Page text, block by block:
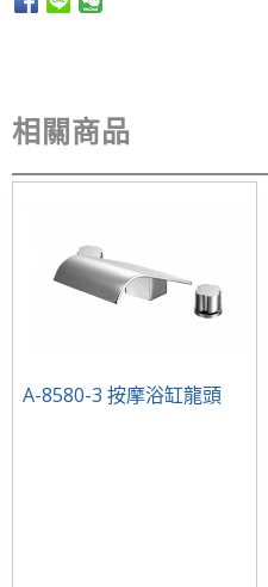
相關商品
A-8580-3 按摩浴缸龍頭